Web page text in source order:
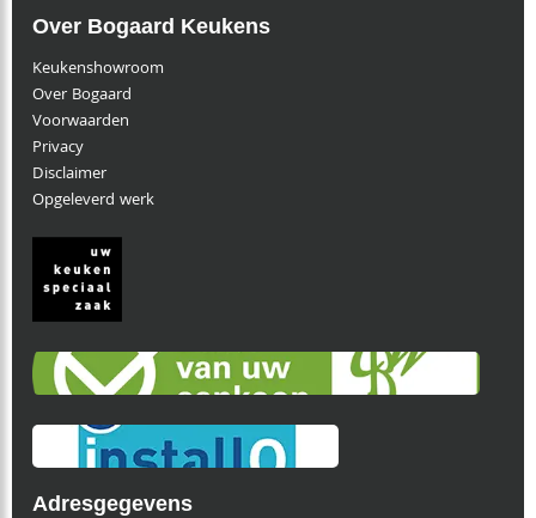
Over Bogaard Keukens
Keukenshowroom
Over Bogaard
Voorwaarden
Privacy
Disclaimer
Opgeleverd werk
Adresgegevens